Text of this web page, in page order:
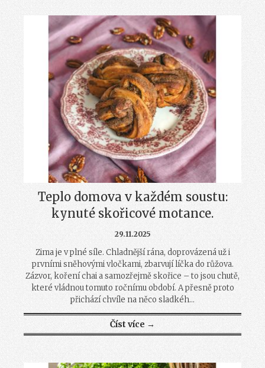
Teplo domova v každém soustu:
kynuté skořicové motance.
29.11.2025
Zima je v plné síle. Chladnější rána, doprovázená už i
prvními sněhovými vločkami, zbarvují líčka do růžova.
Zázvor, koření chai a samozřejmě skořice – to jsou chutě,
které vládnou tomuto ročnímu období. A přesně proto
přichází chvíle na něco sladkéh...
Číst více →